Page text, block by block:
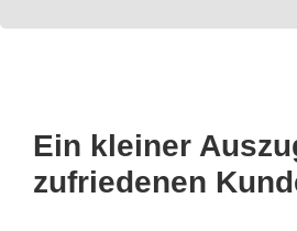
Ein kleiner
zufriedenen